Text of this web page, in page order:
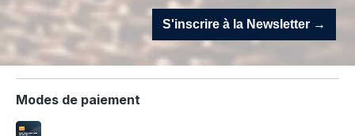
S'inscrire à la Newsletter →
Modes de paiement